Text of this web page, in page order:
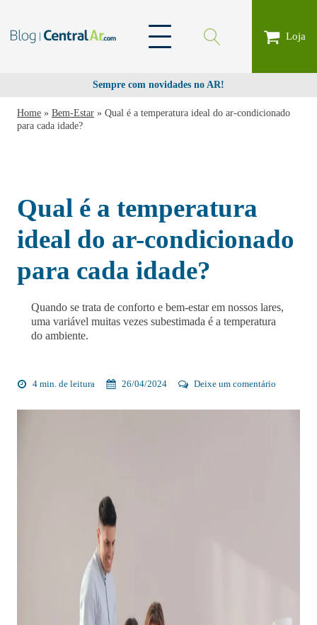
Loja
Sempre com novidades no AR!
Home » Bem-Estar » Qual é a temperatura ideal do ar-condicionado
para cada idade?
Qual é a temperatura
ideal do ar-condicionado
para cada idade?
Quando se trata de conforto e bem-estar em nossos lares,
uma variável muitas vezes subestimada é a temperatura
do ambiente.
4 min. de leitura 26/04/2024 Deixe um comentário